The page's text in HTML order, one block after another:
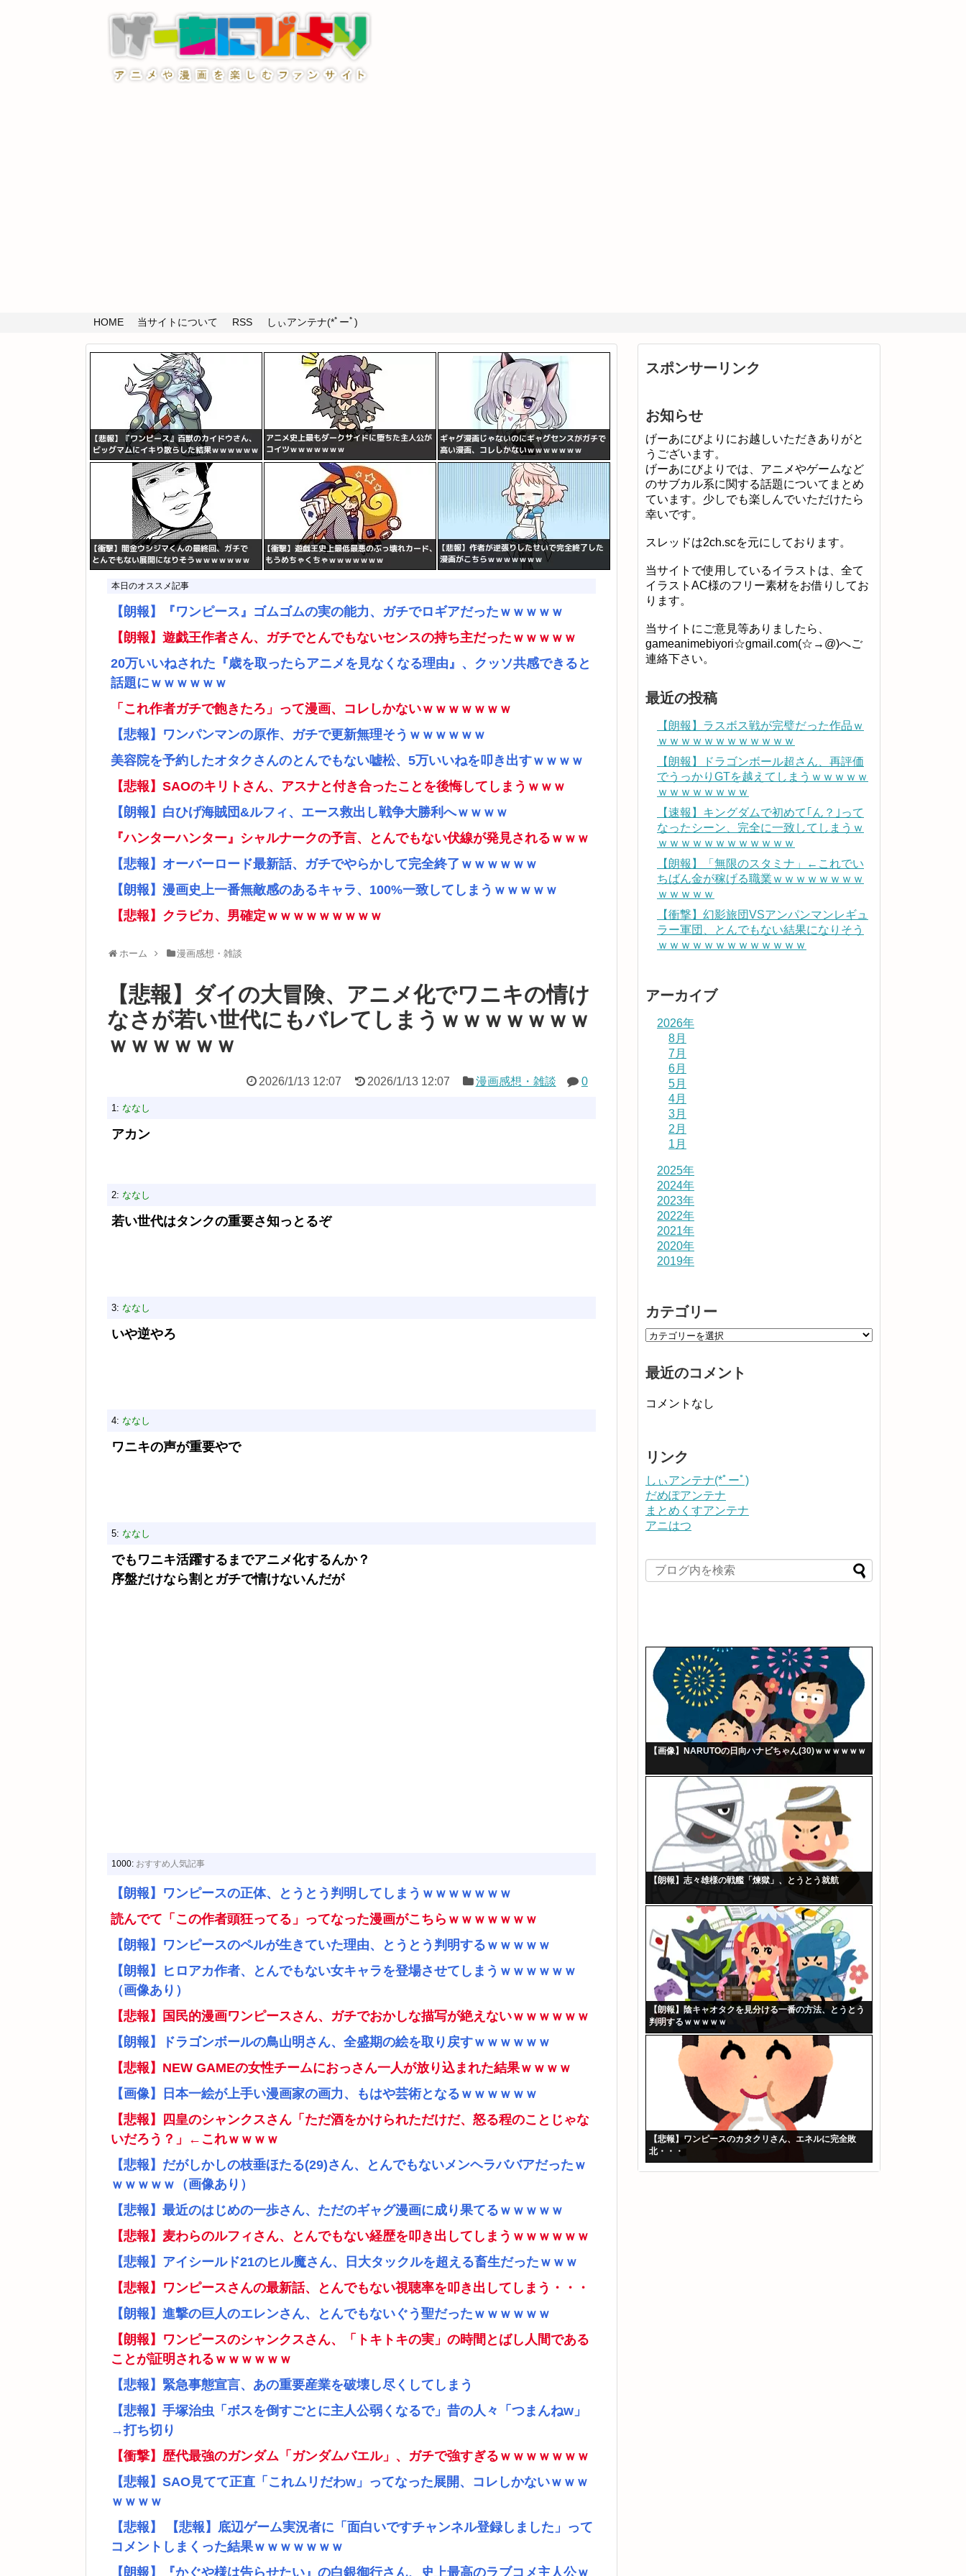
HOME 当サイトについて RSS しぃアンテナ(*ﾟーﾟ)
本日のオススメ記事
【朗報】『ワンピース』ゴムゴムの実の能力、ガチでロギアだったｗｗｗｗｗ
【朗報】遊戯王作者さん、ガチでとんでもないセンスの持ち主だったｗｗｗｗｗ
20万いいねされた『歳を取ったらアニメを見なくなる理由』、クッソ共感できると
話題にｗｗｗｗｗｗ
「これ作者ガチで飽きたろ」って漫画、コレしかないｗｗｗｗｗｗｗ
【悲報】ワンパンマンの原作、ガチで更新無理そうｗｗｗｗｗｗ
美容院を予約したオタクさんのとんでもない嘘松、5万いいねを叩き出すｗｗｗｗ
【悲報】SAOのキリトさん、アスナと付き合ったことを後悔してしまうｗｗｗ
【朗報】白ひげ海賊団&ルフィ、エース救出し戦争大勝利へｗｗｗｗ
『ハンターハンター』シャルナークの予言、とんでもない伏線が発見されるｗｗｗ
【悲報】オーバーロード最新話、ガチでやらかして完全終了ｗｗｗｗｗｗ
【朗報】漫画史上一番無敵感のあるキャラ、100%一致してしまうｗｗｗｗｗ
【悲報】クラピカ、男確定ｗｗｗｗｗｗｗｗｗ
ホーム 漫画感想・雑談
【悲報】ダイの大冒険、アニメ化でワニキの情け
なさが若い世代にもバレてしまうｗｗｗｗｗｗｗ
ｗｗｗｗｗｗ
2026/1/13 12:07 2026/1/13 12:07 漫画感想・雑談 0
1: ななし
アカン
2: ななし
若い世代はタンクの重要さ知っとるぞ
3: ななし
いや逆やろ
4: ななし
ワニキの声が重要やで
5: ななし
でもワニキ活躍するまでアニメ化するんか？
序盤だけなら割とガチで情けないんだが
1000: おすすめ人気記事
【朗報】ワンピースの正体、とうとう判明してしまうｗｗｗｗｗｗｗ
読んでて「この作者頭狂ってる」ってなった漫画がこちらｗｗｗｗｗｗｗ
【朗報】ワンピースのペルが生きていた理由、とうとう判明するｗｗｗｗｗ
【朗報】ヒロアカ作者、とんでもない女キャラを登場させてしまうｗｗｗｗｗｗ
（画像あり）
【悲報】国民的漫画ワンピースさん、ガチでおかしな描写が絶えないｗｗｗｗｗｗ
【朗報】ドラゴンボールの鳥山明さん、全盛期の絵を取り戻すｗｗｗｗｗｗ
【悲報】NEW GAMEの女性チームにおっさん一人が放り込まれた結果ｗｗｗｗ
【画像】日本一絵が上手い漫画家の画力、もはや芸術となるｗｗｗｗｗｗ
【悲報】四皇のシャンクスさん「ただ酒をかけられただけだ、怒る程のことじゃな
いだろう？」←これｗｗｗｗ
【悲報】だがしかしの枝垂ほたる(29)さん、とんでもないメンヘラババアだったｗ
ｗｗｗｗｗ（画像あり）
【悲報】最近のはじめの一歩さん、ただのギャグ漫画に成り果てるｗｗｗｗｗ
【悲報】麦わらのルフィさん、とんでもない経歴を叩き出してしまうｗｗｗｗｗｗ
【悲報】アイシールド21のヒル魔さん、日大タックルを超える畜生だったｗｗｗ
【悲報】ワンピースさんの最新話、とんでもない視聴率を叩き出してしまう・・・
【朗報】進撃の巨人のエレンさん、とんでもないぐう聖だったｗｗｗｗｗｗ
【朗報】ワンピースのシャンクスさん、「トキトキの実」の時間とばし人間である
ことが証明されるｗｗｗｗｗｗ
【悲報】緊急事態宣言、あの重要産業を破壊し尽くしてしまう
【悲報】手塚治虫「ボスを倒すごとに主人公弱くなるで」昔の人々「つまんねw」
→打ち切り
【衝撃】歴代最強のガンダム「ガンダムバエル」、ガチで強すぎるｗｗｗｗｗｗｗ
【悲報】SAO見てて正直「これムリだわw」ってなった展開、コレしかないｗｗｗ
ｗｗｗｗ
【悲報】 【悲報】底辺ゲーム実況者に「面白いですチャンネル登録しました」って
コメントしまくった結果ｗｗｗｗｗｗｗ
【朗報】『かぐや様は告らせたい』の白銀御行さん、史上最高のラブコメ主人公ｗ
スポンサーリンク
お知らせ
げーあにびよりにお越しいただきありがと
うございます。
げーあにびよりでは、アニメやゲームなど
のサブカル系に関する話題についてまとめ
ています。少しでも楽しんでいただけたら
幸いです。
スレッドは2ch.scを元にしております。
当サイトで使用しているイラストは、全て
イラストAC様のフリー素材をお借りしてお
ります。
当サイトにご意見等ありましたら、
gameanimebiyori☆gmail.com(☆→@)へご
連絡下さい。
最近の投稿
【朗報】ラスボス戦が完璧だった作品ｗ
ｗｗｗｗｗｗｗｗｗｗｗｗ
【朗報】ドラゴンボール超さん、再評価
でうっかりGTを越えてしまうｗｗｗｗｗ
ｗｗｗｗｗｗｗｗ
【速報】キングダムで初めて｢ん？｣って
なったシーン、完全に一致してしまうｗ
ｗｗｗｗｗｗｗｗｗｗｗｗ
【朗報】「無限のスタミナ」←これでい
ちばん金が稼げる職業ｗｗｗｗｗｗｗｗ
ｗｗｗｗｗ
【衝撃】幻影旅団VSアンパンマンレギュ
ラー軍団、とんでもない結果になりそう
ｗｗｗｗｗｗｗｗｗｗｗｗｗ
アーカイブ
2026年
8月
7月
6月
5月
4月
3月
2月
1月
2025年
2024年
2023年
2022年
2021年
2020年
2019年
カテゴリー
最近のコメント
コメントなし
リンク
しぃアンテナ(*ﾟーﾟ)
だめぽアンテナ
まとめくすアンテナ
アニはつ
【画像】NARUTOの日向ハナビちゃん(30)ｗｗｗｗｗｗ
【朗報】志々雄様の戦艦「煉獄」、とうとう就航
【朗報】陰キャオタクを見分ける一番の方法、とうとう
判明するｗｗｗｗｗ
【悲報】ワンピースのカタクリさん、エネルに完全敗
北・・・